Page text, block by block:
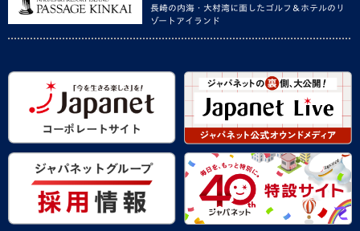
長崎の内海・大村湾に面したゴルフ＆ホテルのリ
ゾートアイランド